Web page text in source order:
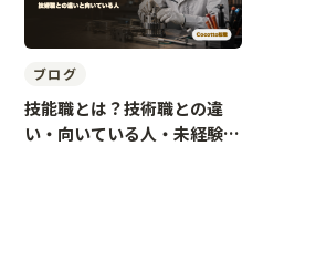
ブログ
技能職とは？技術職との違
い・向いている人・未経験転